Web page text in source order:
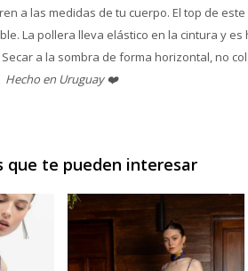
a las medidas de tu cuerpo. El top de
La pollera lleva elástico en la cintura y es
a la sombra de forma horizontal, no
Hecho en Uruguay ❤️
que te pueden interesar